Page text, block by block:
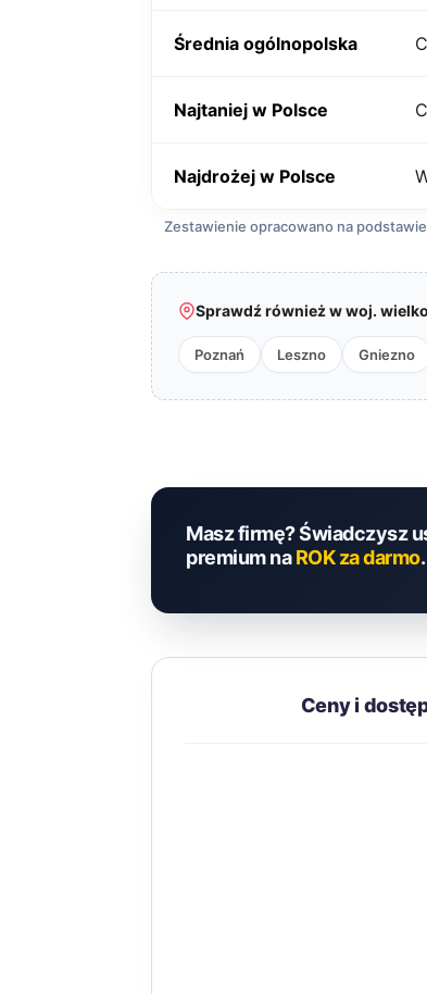
Średnia ogólnopolska
Najtaniej w Polsce
Najdrożej w Polsce
Zestawienie opracowano na podstawie
Sprawdź również w woj.
Poznań Leszno Gniezno
Masz firmę? Świadczysz
premium naROK za darmo.
Ceny i